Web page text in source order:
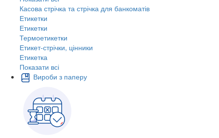
Касова стрічка та стрічка для банкоматів
Етикетки
Етикетки
Термоетикетки
Етикет-стрічки, цінники
Етикетка
Показати всі
Вироби з паперу